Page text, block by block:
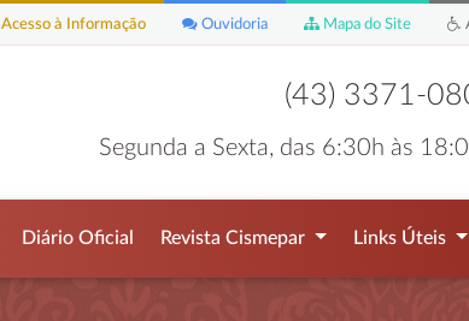
Mapa do Site
Ouvidoria
Acesso à Informação
(43) 3371-
Segunda a Sexta, das 6:30h às
Diário Oficial Revista Cismepar Links Úteis